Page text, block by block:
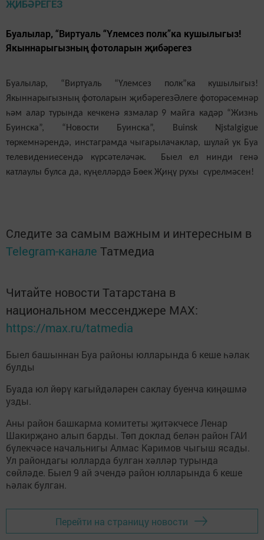
Буалылар, “Виртуаль “Үлемсез полк”ка кушылыгыз!
Якыннарыгызның фотоларын җибәрегез
Буалылар, “Виртуаль “Үлемсез полк”ка кушылыгыз!
Якыннарыгызның фотоларын җибәрегезӘлеге фоторәсемнәр
һәм алар турында кечкенә язмалар 9 майга кадәр “Жизнь
Буинска”, “Новости Буинска”, Buinsk Njstalgigue
төркемнәрендә, инстаграмда чыгарылачаклар, шулай ук Буа
телевидениесендә күрсәтеләчәк. Быел ел нинди генә
катлаулы булса да, күңелләрдә Бөек Җиңү рухы сүрелмәсен!
Следите за самым важным и интересным в
Telegram-канале Татмедиа
Читайте новости Татарстана в
национальном мессенджере MАХ:
https://max.ru/tatmedia
Быел башыннан Буа районы юлларында 6 кеше һәлак
булды
Буада юл йөрү кагыйдәләрен саклау буенча киңәшмә
узды.
Аны район башкарма комитеты җитәкчесе Ленар
Шакирҗано алып барды. Төп доклад белән район ГАИ
бүлекчәсе начальнигы Алмас Кәримов чыгыш ясады.
Ул райондагы юлларда булган хәлләр турында
сөйләде. Быел 9 ай эчендә район юлларында 6 кеше
һәлак булган.
Перейти на страницу новости